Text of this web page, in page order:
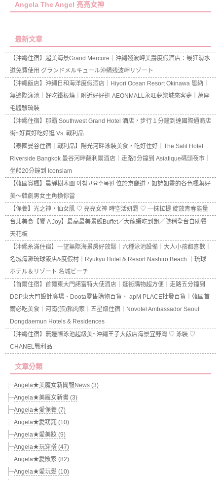
Angela The Angel 亮亮女神
最新文章
【沖繩住宿】超美海景Grand Mercure｜沖繩殘波岬美爵度假酒店：最狂滑水
道免費使用 グランドメルキュール沖縄残波岬リゾート
【沖繩飯店】沖繩日和海洋度假酒店｜Hiyori Ocean Resort Okinawa 恩納｜
無邊際泳池｜好吃鐵板燒｜附近好好逛 AEONMALL永旺夢樂城來客夢｜萬座
毛體驗琉裝
【沖繩住宿】那霸 Southwest Grand Hotel 酒店，步行１分鐘到達國際通商店
街~好買好吃好逛 Vs. 戰利品
【泰國曼谷住宿｜戰利品】陽光河畔泳裝美食，吃好住好｜The Salil Hotel
Riverside Bangkok 曼谷河畔薩利爾酒店｜走路5分鐘到 Asiatique碼頭夜市｜
坐船20分鐘到 Iconsiam
【韓國賞楓】晨靜樹木園 아침고요수목원 位於京畿道，如詩如畫的各色楓葉好
美～韓劇男女主角換你當
【保養】光之神，仙女肌 ♡ 亮亮女神 時空活妍霜 ♡ 一抹拉提 綻放青春能量
台北美食【饗 A Joy】最高最美景觀Buffet／大龍蝦吃到飽／號稱全台自助餐
天花板
【沖繩糸滿住宿】一望無際海景房好放鬆｜六種泳池設備｜大人小孩都喜歡｜
名城海灘琉球飯店&度假村｜Ryukyu Hotel & Resort Nashiro Beach ｜琉球
ホテル＆リゾート 名城ビーチ
【首爾住宿】首爾東大門諾富特大使酒店｜逛街購物超方便｜走路五分鐘到
DDP東大門設計廣場、Doota零售購物百貨、 apM PLACE批發百貨｜韓國首
爾必吃美食｜河南(張)豬肉家｜五星級住宿｜Novotel Ambassador Seoul
Dongdaemun Hotels & Residences
【沖繩住宿】無邊際泳池超級美~沖繩王子大飯店海景宜野灣 ♡ 泳裝 ♡
CHANEL戰利品
文章分類
Angela★美魔女新聞報News (3)
Angela★美魔女新書 (3)
Angela★愛保養 (7)
Angela★愛窈窕 (10)
Angela★愛美妝 (9)
Angela★玩穿搭 (47)
Angela★愛敗家 (82)
Angela★愛玩髮 (10)